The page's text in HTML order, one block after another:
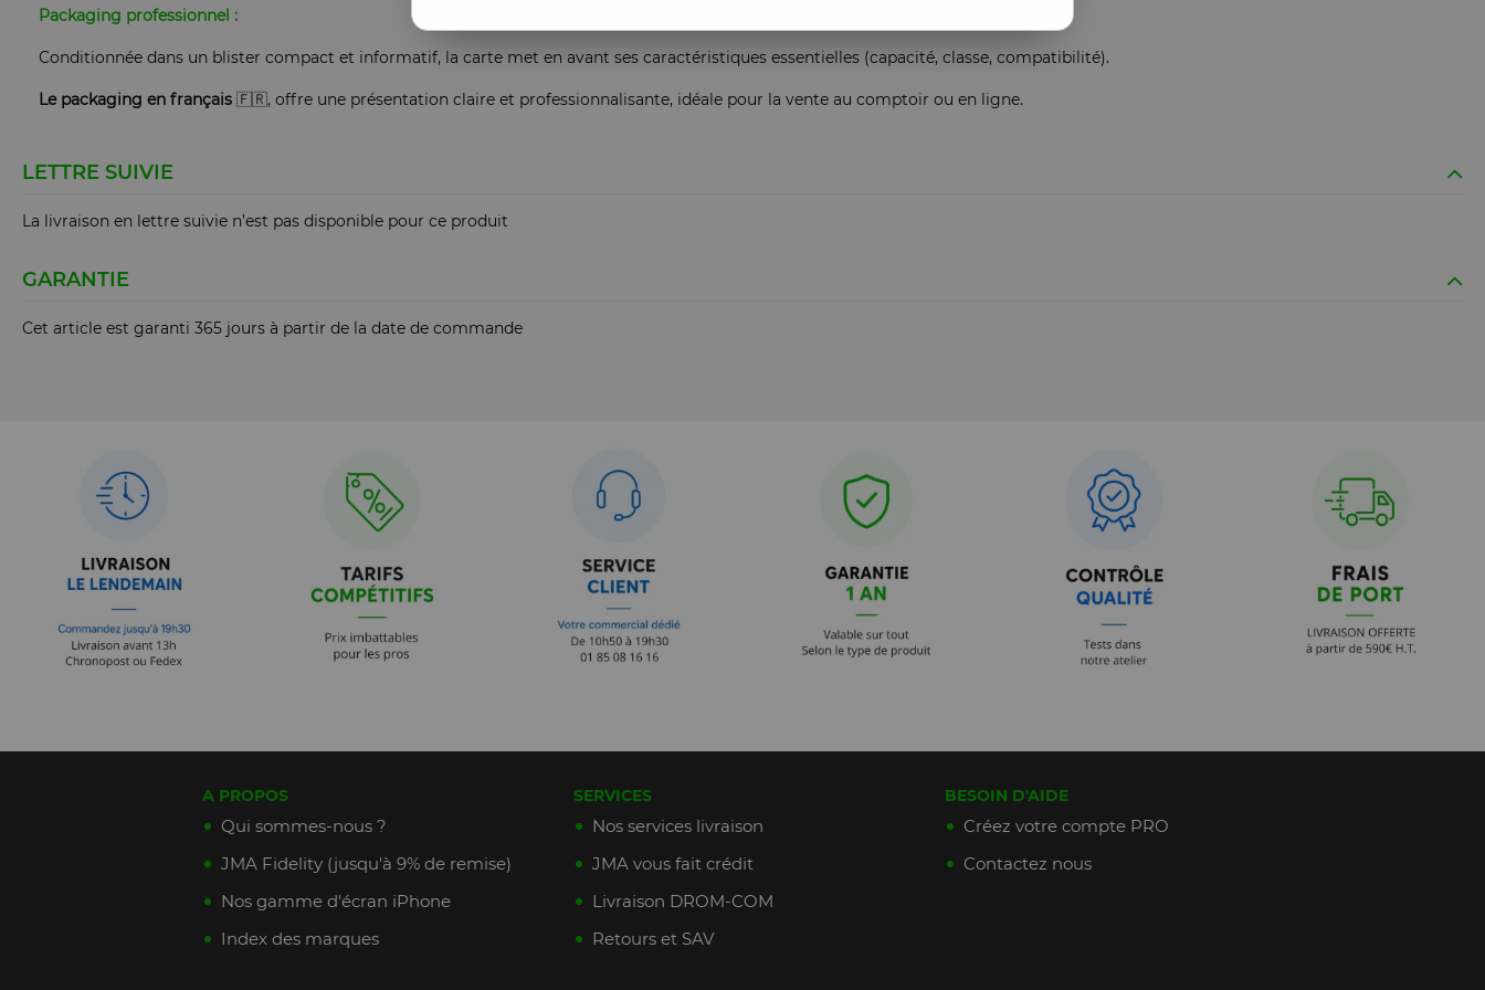
Packaging professionnel :
Conditionnée dans un blister compact et informatif, la carte met en avant ses caractéristiques essentielles (capacité, classe, compatibilité).
Le packaging en français 🇫🇷, offre une présentation claire et professionnalisante, idéale pour la vente au comptoir ou en ligne.
LETTRE SUIVIE
La livraison en lettre suivie n’est pas disponible pour ce produit
GARANTIE
Cet article est garanti 365 jours à partir de la date de commande
A PROPOS
Qui sommes-nous ?
JMA Fidelity (jusqu'à 9% de remise)
Nos gamme d'écran iPhone
Index des marques
SERVICES
Nos services livraison
JMA vous fait crédit
Livraison DROM-COM
Retours et SAV
BESOIN D'AIDE
Créez votre compte PRO
Contactez nous